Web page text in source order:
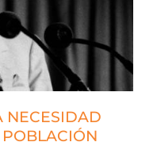
NECESIDAD